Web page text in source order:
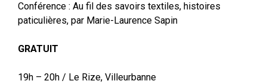
Conférence : Au fil des savoirs textiles, histoires
paticulières, par Marie-Laurence Sapin
GRATUIT
19h – 20h / Le Rize, Villeurbanne